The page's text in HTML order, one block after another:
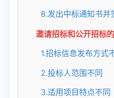
8.发出中标通知书并
邀请招标和公开招标
1.招标信息发布方式
2.投标人范围不同
3.适用项目特点不同